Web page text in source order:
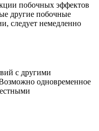
побочных эффектов
другие побочные
следует немедленно
с другими
одновременное